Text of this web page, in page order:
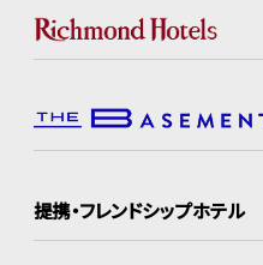
提携・フレンドシップホテル